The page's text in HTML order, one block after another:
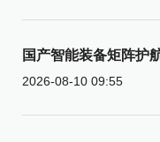
国产智能装备矩阵护
2026-08-10 09:55